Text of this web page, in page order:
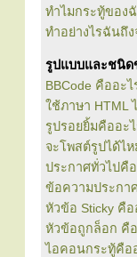
ทำไมกระทู้ของ
ทำอย่างไรฉันถึ
รูปแบบและชนิด
BBCode คืออะไ
ใช้ภาษา HTML
รูปรอยยิ้มคืออะ
จะโพสต์รูปได้ไ
ประกาศทั่วไปคื
ข้อความประกา
หัวข้อ Sticky คือ
หัวข้อถูกล็อก คื
ไอคอนกระทู้คือ